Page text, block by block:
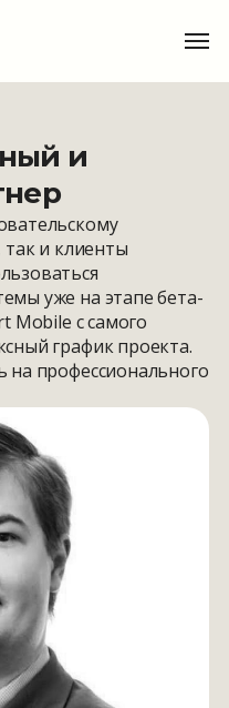
и
так и клиенты
уже на этапе бета-
Mobile с самого
график проекта.
на профессионального